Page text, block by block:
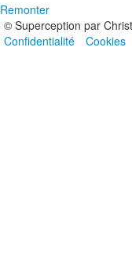
Remonter
© Superception par
Confidentialité
Cookies